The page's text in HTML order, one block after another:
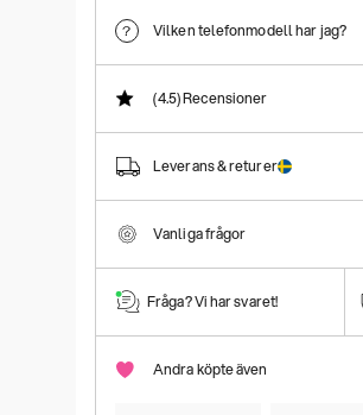
Vilken telefonmodell har jag?
(4.5)Recensioner
Leverans & returer
Vanliga frågor
Fråga? Vi har svaret!
Andra köpte även